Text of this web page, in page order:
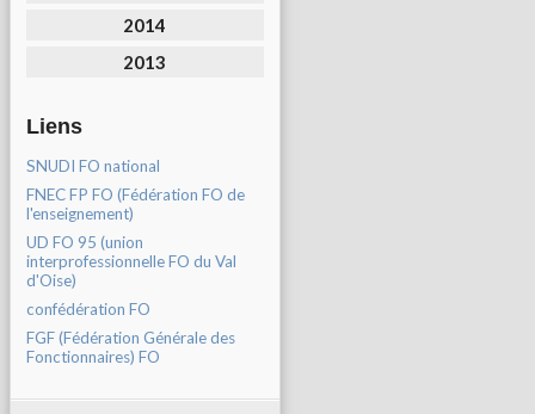
2014
2013
Liens
SNUDI FO national
FNEC FP FO (Fédération FO de
l'enseignement)
UD FO 95 (union
interprofessionnelle FO du Val
d'Oise)
confédération FO
FGF (Fédération Générale des
Fonctionnaires) FO